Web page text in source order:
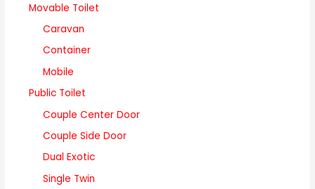
Movable Toilet
Caravan
Container
Mobile
Public Toilet
Couple Center Door
Couple Side Door
Dual Exotic
Single Twin